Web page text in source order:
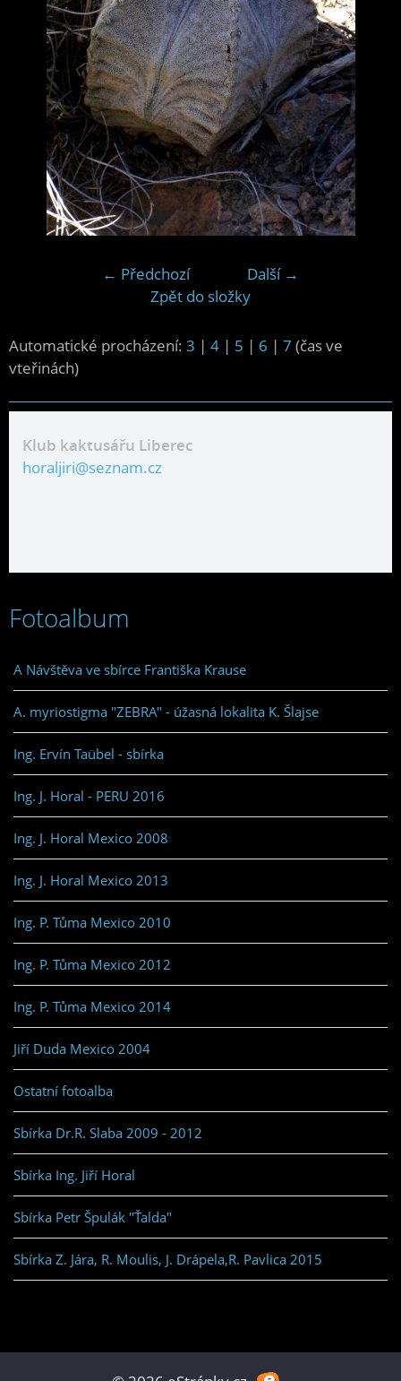
← Předchozí
Další →
Zpět do složky
Automatické procházení: 3 | 4 | 5 | 6 | 7 (čas ve
vteřinách)
Klub kaktusářu Liberec
horaljiri@seznam.cz
Fotoalbum
A Návštěva ve sbírce Františka Krause
A. myriostigma "ZEBRA" - úžasná lokalita K. Šlajse
Ing. Ervín Taübel - sbírka
Ing. J. Horal - PERU 2016
Ing. J. Horal Mexico 2008
Ing. J. Horal Mexico 2013
Ing. P. Tůma Mexico 2010
Ing. P. Tůma Mexico 2012
Ing. P. Tůma Mexico 2014
Jiří Duda Mexico 2004
Ostatní fotoalba
Sbírka Dr.R. Slaba 2009 - 2012
Sbírka Ing. Jiří Horal
Sbírka Petr Špulák "Ťalda"
Sbírka Z. Jára, R. Moulis, J. Drápela,R. Pavlica 2015